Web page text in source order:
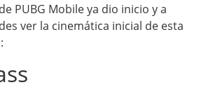
PUBG Mobile ya dio inicio y a
ver la cinemática inicial de esta